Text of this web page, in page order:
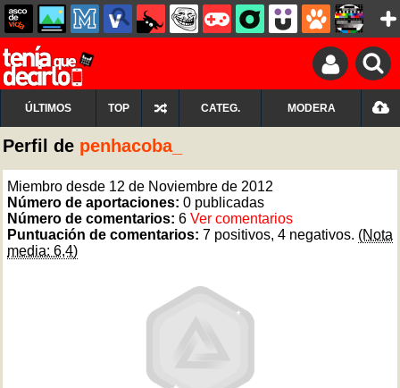
ÚLTIMOS TOP CATEG. MODERA
Perfil de penhacoba_
Miembro desde 12 de Noviembre de 2012
Número de aportaciones: 0 publicadas
Número de comentarios: 6 Ver comentarios
Puntuación de comentarios: 7 positivos, 4 negativos. (Nota
media: 6,4)